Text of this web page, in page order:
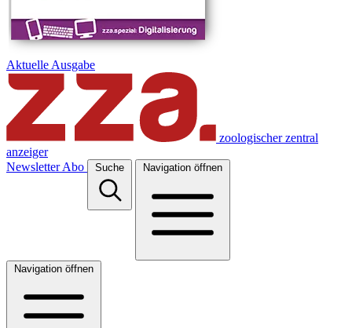
Aktuelle Ausgabe
zoologischer zentral
anzeiger
Newsletter Abo Suche Navigation öffnen
Navigation öffnen